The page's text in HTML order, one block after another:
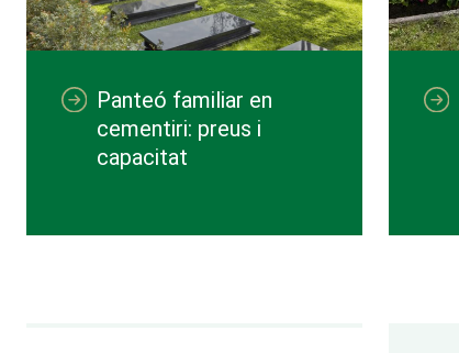
Panteó familiar en
cementiri: preus i
capacitat